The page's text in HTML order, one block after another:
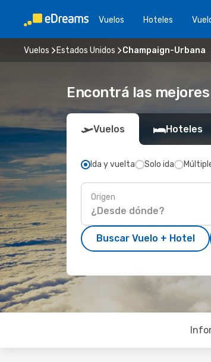
Vuelos Hoteles
Vuelos Estados Unidos Champaign-Urbana
Encontrá las
Vuelos Hoteles
Ida y vuelta Solo ida
Origen
Buscar Vuelo + Hotel